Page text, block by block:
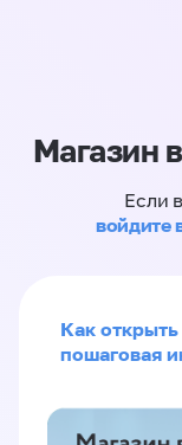
Магазин
Если
войдите
Как
пошаговая